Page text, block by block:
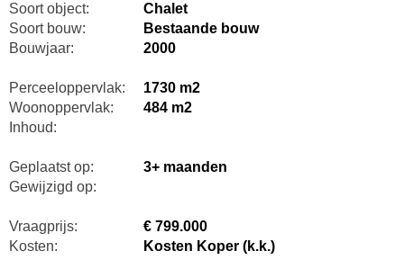
Soort object:
Chalet
Soort bouw:
Bestaande bouw
Bouwjaar:
2000
Perceeloppervlak:
1730 m2
Woonoppervlak:
484 m2
Inhoud:
Geplaatst op:
3+ maanden
Gewijzigd op:
Vraagprijs:
€ 799.000
Kosten:
Kosten Koper (k.k.)